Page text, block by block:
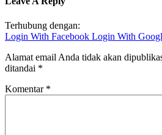
Terhubung dengan:
Login With Facebook Login With
Alamat email Anda tidak akan
ditandai *
Komentar *